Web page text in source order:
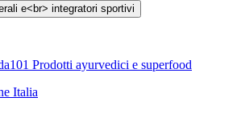
Prodotti ayurvedici e superfood